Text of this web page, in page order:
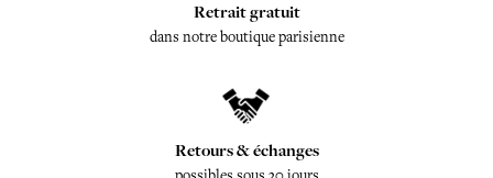
Retrait gratuit
dans notre boutique parisienne
Retours & échanges